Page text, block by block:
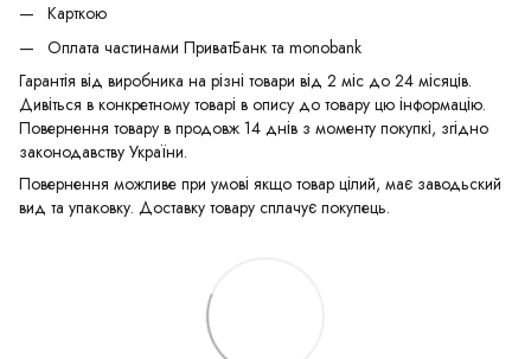
Карткою
Оплата частинами ПриватБанк та monobank
Гарантія від виробника на різні товари від 2 міс до 24 місяців.
Дивіться в конкретному товарі в опису до товару цю інформацію.
Повернення товару в продовж 14 днів з моменту покупкі, згідно
законодавству України.
Повернення можливе при умові якщо товар цілий, має заводьский
вид та упаковку. Доставку товару сплачує покупець.